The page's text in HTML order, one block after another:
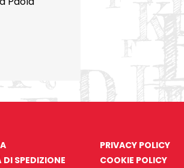
SPEDIZIONE
PRIVACY POLICY
COOKIE POLICY